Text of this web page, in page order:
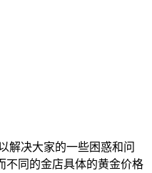
解决大家的一些困惑和问
不同的金店具体的黄金价格